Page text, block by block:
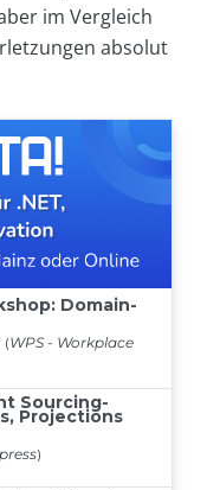
im Vergleich
absolut